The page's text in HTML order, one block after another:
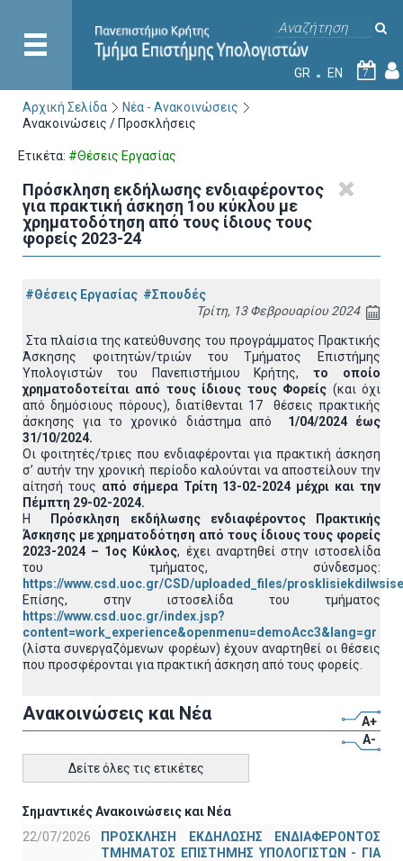
GR EN 7
Αρχική Σελίδα
Νέα - Ανακοινώσεις
Ανακοινώσεις / Προσκλήσεις
Ετικέτα: #Θέσεις Εργασίας
Πρόσκληση εκδήλωσης ενδιαφέροντος
για πρακτική άσκηση 1ου κύκλου με
χρηματοδότηση από τους ίδιους τους
φορείς 2023-24
#Θέσεις Εργασίας #Σπουδές
Τρίτη, 13 Φεβρουαρίου 2024
Στα πλαίσια της κατεύθυνσης του προγράμματος Πρακτικής
Άσκησης φοιτητών/τριών του Τμήματος Επιστήμης
Υπολογιστών του Πανεπιστήμιου Κρήτης,το οποίο
χρηματοδοτείται από τους ίδιους τους Φορείς (και όχι
από δημόσιους πόρους), διατίθενται 17 θέσεις πρακτικής
άσκησης για το χρονικό διάστημα από
1/04/2024 έως
31/10/2024.
Οι φοιτητές/τριες που ενδιαφέρονται για πρακτική άσκηση
σ’ αυτήν την χρονική περίοδο καλούνται να αποστείλουν την
αίτησή τους από σήμερα Τρίτη 13-02-2024 μέχρι και την
Πέμπτη 29-02-2024.
Η
Πρόσκληση εκδήλωσης ενδιαφέροντος
Πρακτικής
Άσκησης με χρηματοδότηση από τους ίδιους τους φορείς
2023-2024 – 1ος Κύκλος, έχει αναρτηθεί στην ιστοσελίδα
του τμήματος, σύνδεσμος:
https://www.csd.uoc.gr/CSD/uploaded_files/
Επίσης, στην ιστοσελίδα του τμήματος
https://www.csd.uoc.gr/index.jsp?
content=work_experience&openmenu=demoAcc3&lang=gr
(λίστα συνεργαζόμενων φορέων) έχουν αναρτηθεί οι θέσεις
που προσφέρονται για πρακτική άσκηση από τους φορείς.
Ανακοινώσεις και Νέα
A+
A-
Δείτε όλες τις ετικέτες
Σημαντικές Ανακοινώσεις και Νέα
22/07/2026
ΠΡΟΣΚΛΗΣΗ ΕΚΔΗΛΩΣΗΣ ΕΝΔΙΑΦΕΡΟΝΤΟΣ
ΤΜΗΜΑΤΟΣ ΕΠΙΣΤΗΜΗΣ ΥΠΟΛΟΓΙΣΤΩΝ - ΓΙΑ